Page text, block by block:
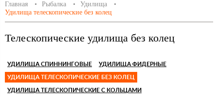
Главная Рыбалка
Удилища
Удилища телескопические без колец
Телескопические удилища без колец
УДИЛИЩА СПИННИНГОВЫЕ УДИЛИЩА ФИДЕРНЫЕ
УДИЛИЩА ТЕЛЕСКОПИЧЕСКИЕ БЕЗ КОЛЕЦ
УДИЛИЩА ТЕЛЕСКОПИЧЕСКИЕ С КОЛЬЦАМИ